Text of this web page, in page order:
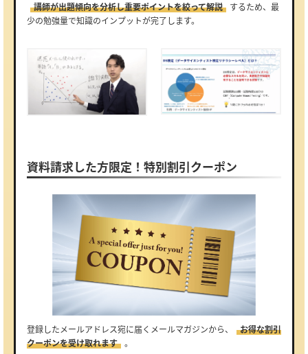
講師が出題傾向を分析し重要ポイントを絞って解説
するため、最
少の勉強量で知識のインプットが完了します。
資料請求した方限定！特別割引クーポン
登録したメールアドレス宛に届くメールマガジンから、
お得な割引
クーポンを受け取れます 。